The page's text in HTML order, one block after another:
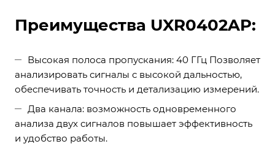
Преимущества UXR0402AP:
Высокая полоса пропускания: 40 ГГц Позволяет
анализировать сигналы с высокой дальностью,
обеспечивать точность и детализацию измерений.
Два канала: возможность одновременного
анализа двух сигналов повышает эффективность
и удобство работы.